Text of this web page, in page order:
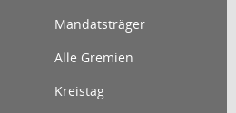
Mandatsträger
Alle Gremien
Kreistag